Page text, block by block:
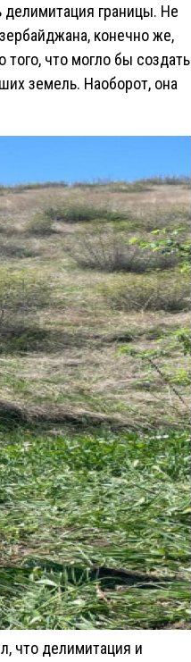
границы. Не
конечно же,
того, что могло бы создать
земель. Наоборот, она
что делимитация и